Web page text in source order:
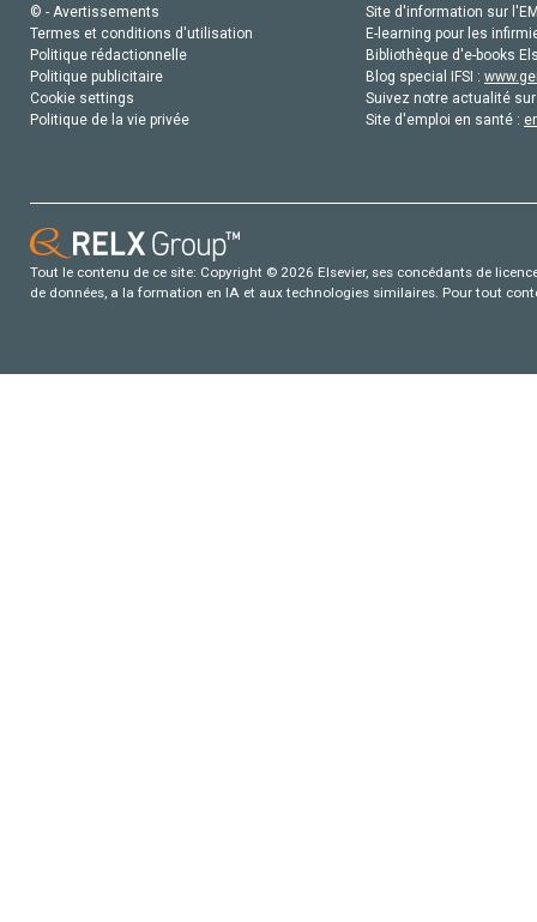
© - Avertissements
Termes et conditions d'utilisation
Politique rédactionnelle
Politique publicitaire
Cookie settings
Politique de la vie privée
Site d'information sur
E-learning pour les
Bibliothèque d'e-books
Blog special IFSI :
Suivez notre actualité
Site d'emploi en santé :
Tout le contenu de ce site: Copyright © 2026 Elsevier, ses concédants de
de données, a la formation en IA et aux technologies similaires. Pour tout